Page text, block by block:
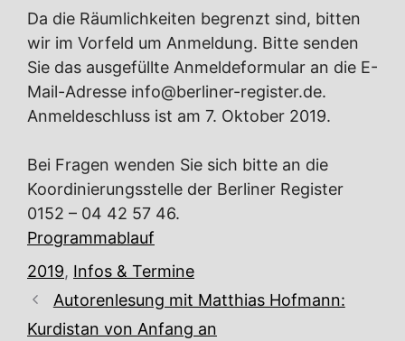
Da die Räumlichkeiten begrenzt sind, bitten
wir im Vorfeld um Anmeldung. Bitte senden
Sie das ausgefüllte Anmeldeformular an die E-
Mail-Adresse info@berliner-register.de.
Anmeldeschluss ist am 7. Oktober 2019.
Bei Fragen wenden Sie sich bitte an die
Koordinierungsstelle der Berliner Register
0152 – 04 42 57 46.
Programmablauf
Kategorien
2019, Infos & Termine
Autorenlesung mit Matthias Hofmann:
Kurdistan von Anfang an